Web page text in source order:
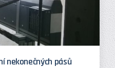
nekonečných pásů